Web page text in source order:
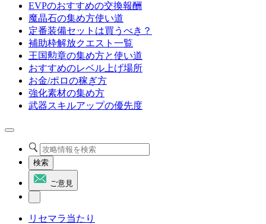
EVPのおすすめの交換報酬
魔晶石の集め方使い道
定番装備セットは買うべき？
補助枠解放クエスト一覧
王国勲章の集め方と使い道
おすすめのレベル上げ場所
お金/ポロの稼ぎ方
強化素材の集め方
武器スキルアップの優先度
検索
ご意見
リセマラ当たり